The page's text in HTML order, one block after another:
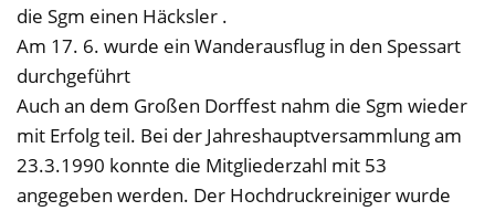
die Sgm einen Häcksler .
Am 17. 6. wurde ein Wanderausflug in den Spessart
durchgeführt
Auch an dem Großen Dorffest nahm die Sgm wieder
mit Erfolg teil. Bei der Jahreshauptversammlung am
23.3.1990 konnte die Mitgliederzahl mit 53
angegeben werden. Der Hochdruckreiniger wurde